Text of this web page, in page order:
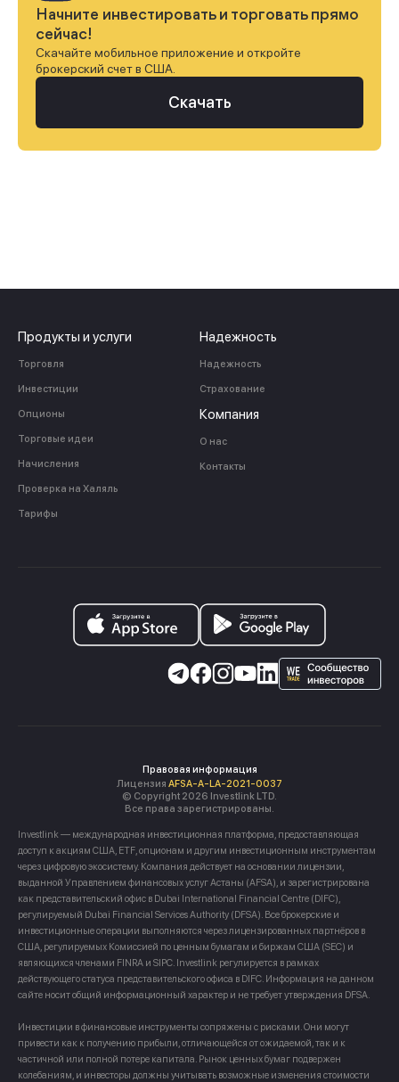
Начните инвестировать и торговать прямо
сейчас!
Скачайте мобильное приложение и откройте
брокерский счет в США.
Скачать
Продукты и услуги
Торговля
Инвестиции
Опционы
Торговые идеи
Начисления
Проверка на Халяль
Тарифы
Надежность
Надежность
Страхование
Компания
О нас
Контакты
Правовая информация
Лицензия AFSA-A-LA-2021-0037
© Copyright 2026 Investlink LTD.
Все права зарегистрированы.
Investlink — международная инвестиционная платформа, предоставляющая
доступ к акциям США, ETF, опционам и другим инвестиционным инструментам
через цифровую экосистему. Компания действует на основании лицензии,
выданной Управлением финансовых услуг Астаны (AFSA), и зарегистрирована
как представительский офис в Dubai International Financial Centre (DIFC),
регулируемый Dubai Financial Services Authority (DFSA). Все брокерские и
инвестиционные операции выполняются через лицензированных партнёров в
США, регулируемых Комиссией по ценным бумагам и биржам США (SEC) и
являющихся членами FINRA и SIPC. Investlink регулируется в рамках
действующего статуса представительского офиса в DIFC. Информация на данном
сайте носит общий информационный характер и не требует утверждения DFSA.
Инвестиции в финансовые инструменты сопряжены с рисками. Они могут
привести как к получению прибыли, отличающейся от ожидаемой, так и к
частичной или полной потере капитала. Рынок ценных бумаг подвержен
колебаниям, и инвесторы должны учитывать возможные изменения стоимости